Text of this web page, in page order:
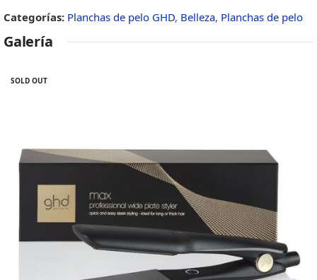
Categorías: Planchas de pelo GHD, Belleza, Planchas de pelo
Galería
SOLD OUT